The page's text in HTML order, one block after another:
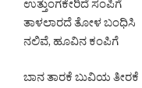
ಉತ್ತುಂಗಕೇರಿದೆ ಸಂಪಿಗೆ
ತಾಳಲಾರದೆ ತೋಳ ಬಂಧಿಸಿ
ನಲಿವೆ, ಹೂವಿನ ಕಂಪಿಗೆ
ಬಾನ ತಾರಕೆ ಬುವಿಯ ತೀರಕೆ